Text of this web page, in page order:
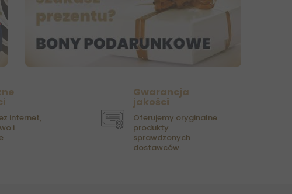
internet,
i
Gwarancja
jakości
Oferujemy oryginalne
produkty
sprawdzonych
dostawców.